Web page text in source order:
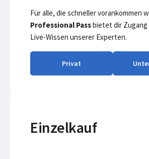
Für alle, die schneller vorankommen
Professional Passbietet dir Zugang
Live-Wissen unserer Experten.
Privat
Einzelkauf